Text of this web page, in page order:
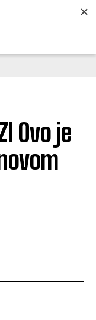
Ovo je